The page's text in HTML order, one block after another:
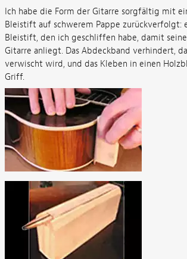
Ich habe die Form der Gitarre sorgfältig mit
Bleistift auf schwerem Pappe zurückverfolgt:
Bleistift, den ich geschliffen habe, damit
Gitarre anliegt. Das Abdeckband verhindert,
verwischt wird, und das Kleben in einen
Griff.